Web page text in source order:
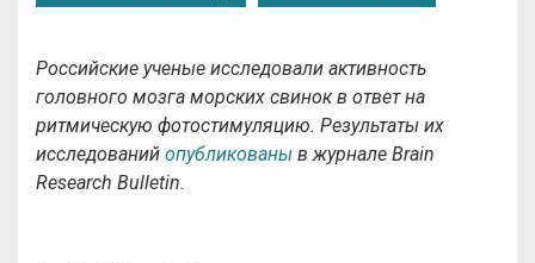
Российские ученые исследовали активность
головного мозга морских свинок в ответ на
ритмическую фотостимуляцию. Результаты их
исследований опубликованы в журнале Brain
Research Bulletin.